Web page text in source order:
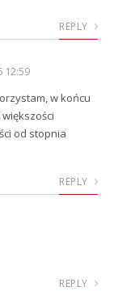
REPLY
12:59
w końcu
większości
od stopnia
REPLY
REPLY